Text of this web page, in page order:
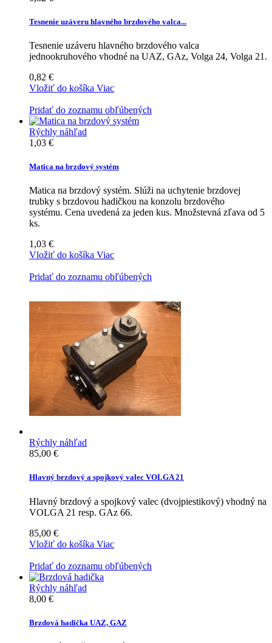
Tesnenie uzáveru hlavného brzdového valca...
Tesnenie uzáveru hlavného brzdového valca
jednookruhového vhodné na UAZ, GAz, Volga 24, Volga 21.
0,82 €
Vložiť do košíka Viac
Pridať do zoznamu obľúbených
Rýchly náhľad
1,03 €
Matica na brzdový systém
Matica na brzdový systém. Slúži na uchytenie brzdovej
trubky s brzdovou hadičkou na konzolu brzdového
systému. Cena uvedená za jeden kus. Množstevná zľava od 5
ks.
1,03 €
Vložiť do košíka Viac
Pridať do zoznamu obľúbených
Rýchly náhľad
85,00 €
Hlavný brzdový a spojkový valec VOLGA 21
Hlavný brzdový a spojkový valec (dvojpiestikový) vhodný na
VOLGA 21 resp. GAz 66.
85,00 €
Vložiť do košíka Viac
Pridať do zoznamu obľúbených
Rýchly náhľad
8,00 €
Brzdová hadička UAZ, GAZ